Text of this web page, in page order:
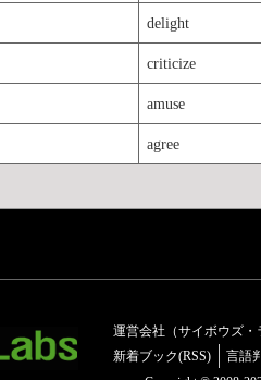
delight
criticize
amuse
agree
運営会社（サイボウズ・
新着ブック(RSS)
言語